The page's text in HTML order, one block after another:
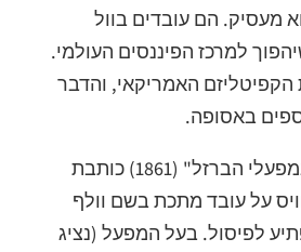
מעסיק. הם עובדים בוול
למרכז הפיננסים העולמי.
הקפיטליזם האמריקאי, והדבר
באסופה.
בסיפור "החיים במפעלי הברזל" (1861) כותבת
על עובד מתכת בשם וולף
לפיסול. בעל המפעל (נציג